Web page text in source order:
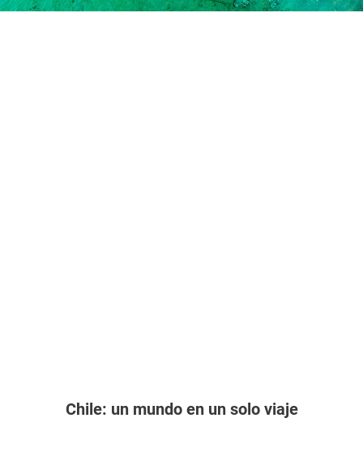
Chile: un mundo en un solo viaje